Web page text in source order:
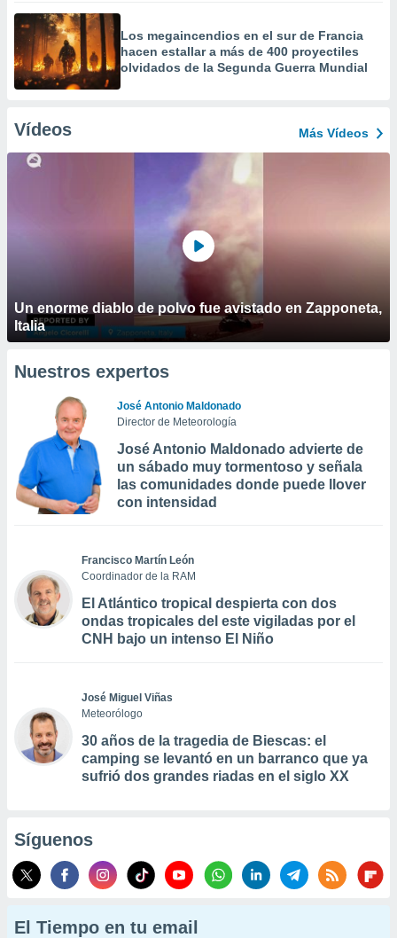
Los megaincendios en el sur de Francia
hacen estallar a más de 400 proyectiles
olvidados de la Segunda Guerra Mundial
Vídeos Más Vídeos
Un enorme diablo de polvo fue avistado en Zapponeta,
Italia
Nuestros expertos
José Antonio Maldonado
Director de Meteorología
José Antonio Maldonado advierte de
un sábado muy tormentoso y señala
las comunidades donde puede llover
con intensidad
Francisco Martín León
Coordinador de la RAM
El Atlántico tropical despierta con dos
ondas tropicales del este vigiladas por el
CNH bajo un intenso El Niño
José Miguel Viñas
Meteorólogo
30 años de la tragedia de Biescas: el
camping se levantó en un barranco que ya
sufrió dos grandes riadas en el siglo XX
Síguenos
El Tiempo en tu email